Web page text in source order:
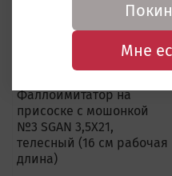
Фаллоимитатор на
присоске с мошонкой
№3 SGAN 3,5X21,
телесный (16 см рабочая
длина)
Мне